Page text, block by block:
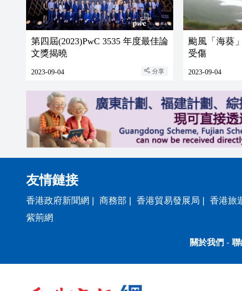
第四屆(2023)PwC 3535 年度最佳論
文獎揭曉
2023-09-04 分享
颱風「海葵
受傷
2023-09-04
友情鏈接
香港政府新聞網 | 商務部 | 香港貿易發展局 | 香港旅
紫荊網
關於我們 - 聯